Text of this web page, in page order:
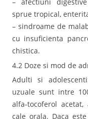
– afectiuni
sprue tropical,
– sindroame de
cu insuficienta
chistica.
4.2 Doze si mod de
Adulti si
uzuale sunt intre
alfa-tocoferol
cale orala. Daca